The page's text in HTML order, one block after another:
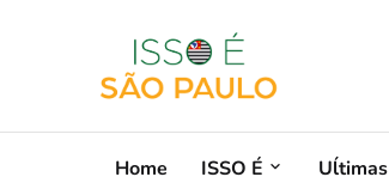
Home ISSO É Uĺtimas